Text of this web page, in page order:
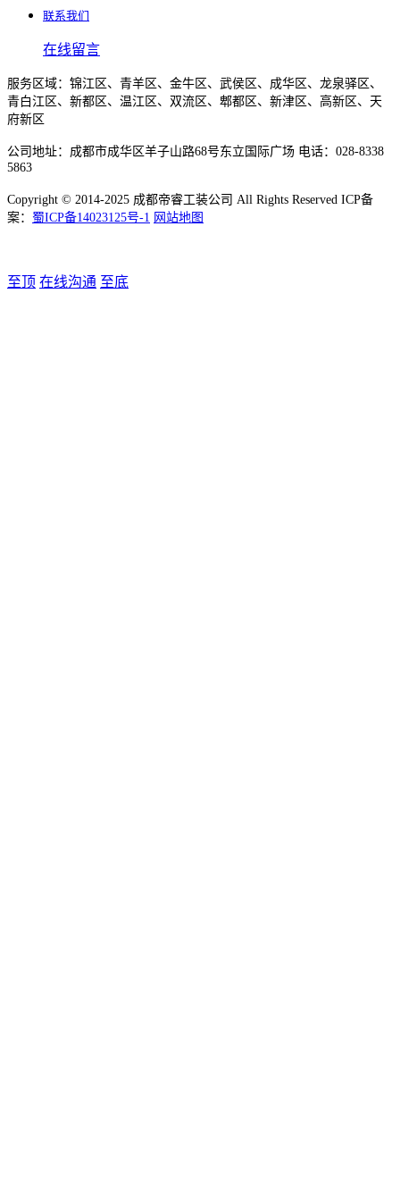
联系我们
在线留言
服务区域：锦江区、青羊区、金牛区、武侯区、成华区、龙泉驿区、
青白江区、新都区、温江区、双流区、郫都区、新津区、高新区、天
府新区
公司地址：成都市成华区羊子山路68号东立国际广场 电话：028-8338
5863
Copyright © 2014-2025 成都帝睿工装公司 All Rights Reserved ICP备
案： 蜀ICP备14023125号-1 网站地图
至顶 在线沟通 至底